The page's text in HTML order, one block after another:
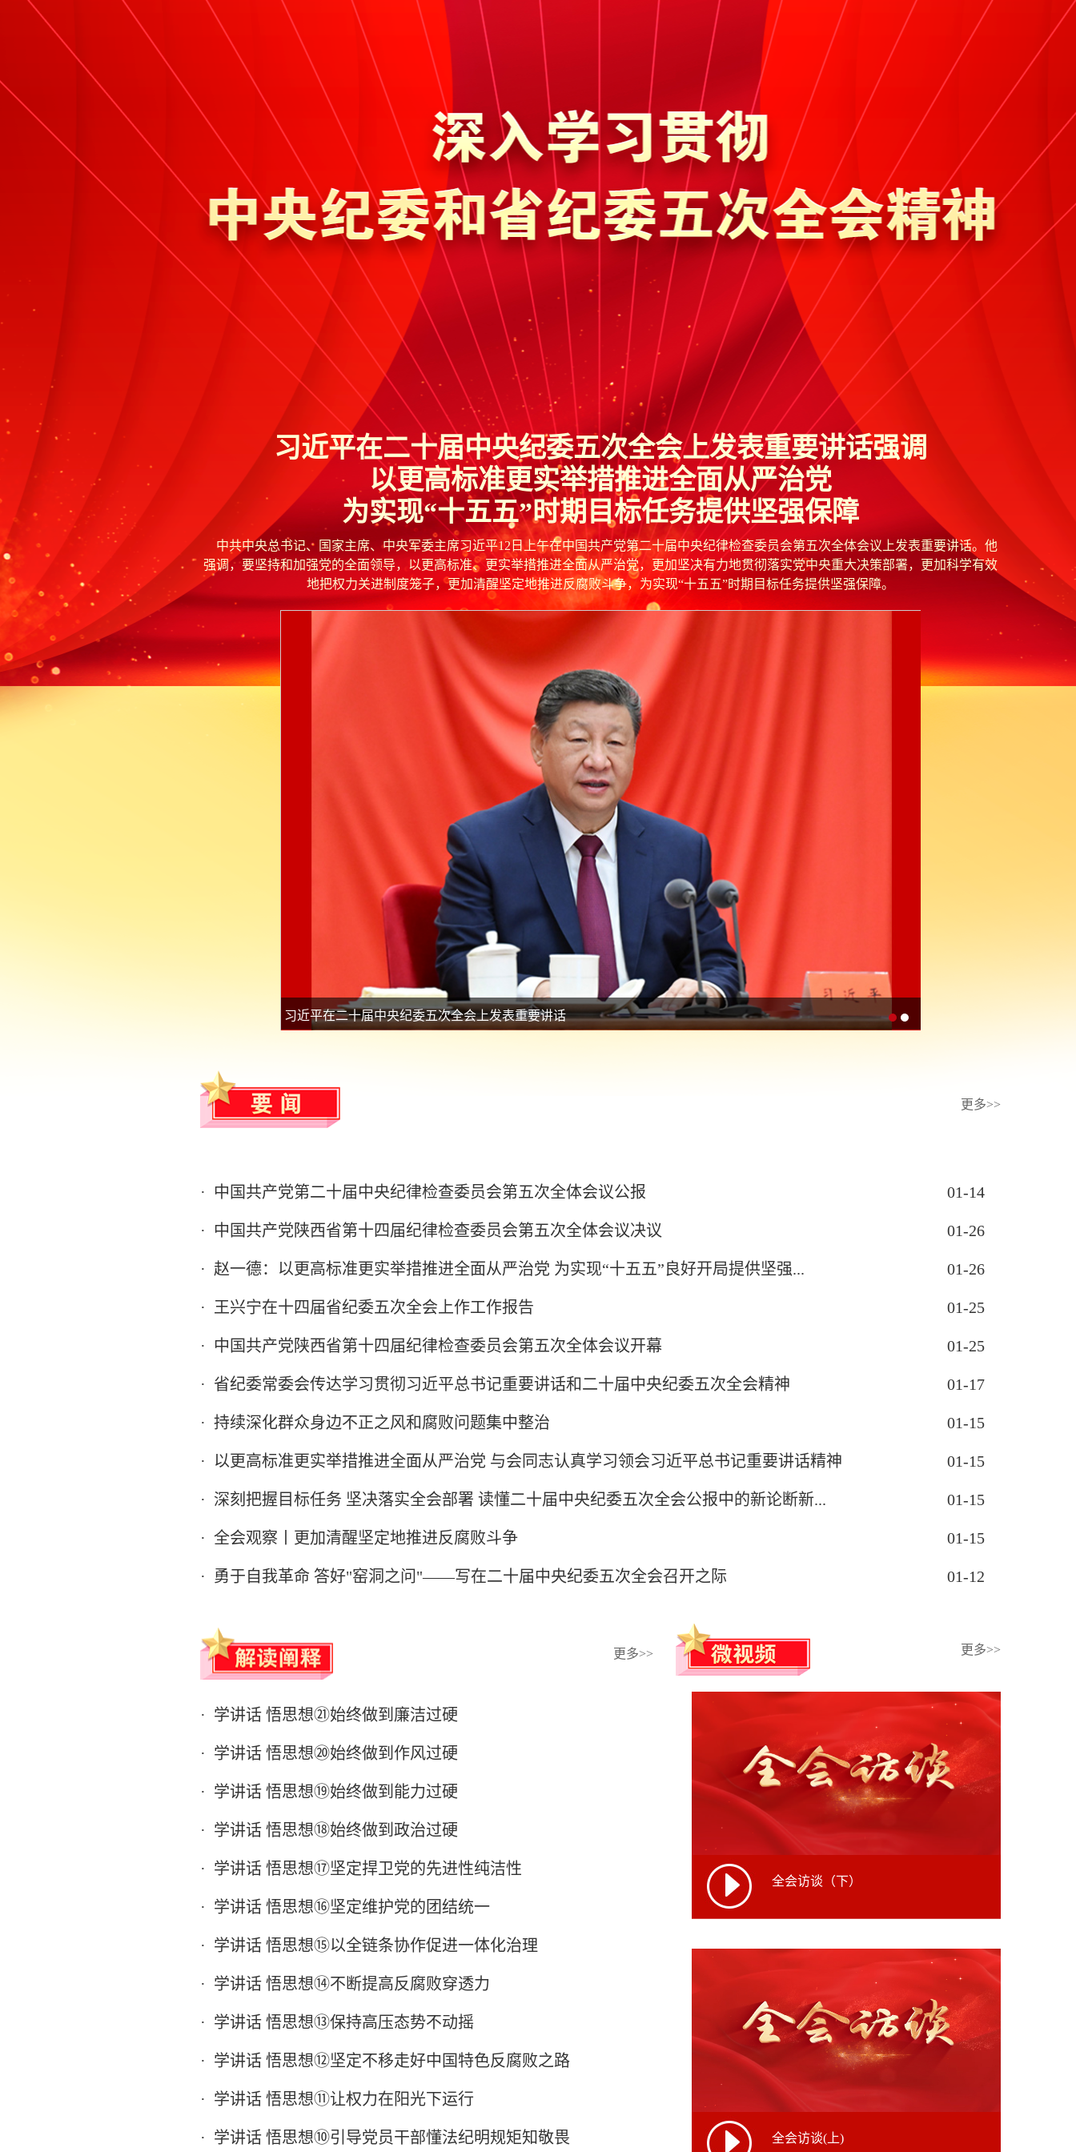
习近平在二十届中央纪委五次全会上发表重要讲话强调
以更高标准更实举措推进全面从严治党
为实现“十五五”时期目标任务提供坚强保障
中共中央总书记、国家主席、中央军委主席习近平12日上午在中国共产党第二十届中央纪律检查委员会第五次全体会议上发表重要讲话。他
强调，要坚持和加强党的全面领导，以更高标准、更实举措推进全面从严治党，更加坚决有力地贯彻落实党中央重大决策部署，更加科学有效
地把权力关进制度笼子，更加清醒坚定地推进反腐败斗争，为实现“十五五”时期目标任务提供坚强保障。
李希在二十届中央纪委五次全会上作工作报告
更多>>
· 中国共产党第二十届中央纪律检查委员会第五次全体会议公报 01-14
· 中国共产党陕西省第十四届纪律检查委员会第五次全体会议决议 01-26
· 赵一德：​以更高标准更实举措推进全面从严治党 为实现“十五五”良好开局提供坚强... 01-26
· 王兴宁在十四届省纪委五次全会上作工作报告 01-25
· 中国共产党陕西省第十四届纪律检查委员会第五次全体会议开幕 01-25
· 省纪委常委会传达学习贯彻习近平总书记重要讲话和二十届中央纪委五次全会精神 01-17
· 持续深化群众身边不正之风和腐败问题集中整治 01-15
· 以更高标准更实举措推进全面从严治党 与会同志认真学习领会习近平总书记重要讲话精神 01-15
· 深刻把握目标任务 坚决落实全会部署 读懂二十届中央纪委五次全会公报中的新论断新... 01-15
· 全会观察丨更加清醒坚定地推进反腐败斗争 01-15
· 勇于自我革命 答好"窑洞之问"——写在二十届中央纪委五次全会召开之际 01-12
更多>>
· 学讲话 悟思想㉑始终做到廉洁过硬
· 学讲话 悟思想⑳始终做到作风过硬
· 学讲话 悟思想⑲始终做到能力过硬
· 学讲话 悟思想⑱始终做到政治过硬
· 学讲话 悟思想⑰坚定捍卫党的先进性纯洁性
· 学讲话 悟思想⑯坚定维护党的团结统一
· 学讲话 悟思想⑮以全链条协作促进一体化治理
· 学讲话 悟思想⑭不断提高反腐败穿透力
· 学讲话 悟思想⑬保持高压态势不动摇
· 学讲话 悟思想⑫坚定不移走好中国特色反腐败之路
· 学讲话 悟思想⑪让权力在阳光下运行
· 学讲话 悟思想⑩引导党员干部懂法纪明规矩知敬畏
更多>>
全会访谈（下）
全会访谈(上)